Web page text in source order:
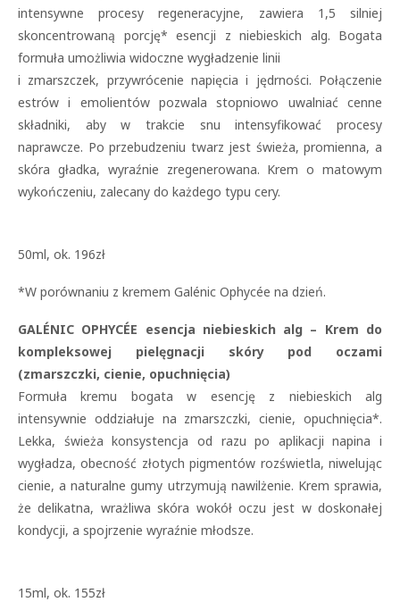
intensywne procesy regeneracyjne, zawiera 1,5 silniej
skoncentrowaną porcję* esencji z niebieskich alg. Bogata
formuła umożliwia widoczne wygładzenie linii
i zmarszczek, przywrócenie napięcia i jędrności. Połączenie
estrów i emolientów pozwala stopniowo uwalniać cenne
składniki, aby w trakcie snu intensyfikować procesy
naprawcze. Po przebudzeniu twarz jest świeża, promienna, a
skóra gładka, wyraźnie zregenerowana. Krem o matowym
wykończeniu, zalecany do każdego typu cery.
50ml, ok. 196zł
*W porównaniu z kremem Galénic Ophycée na dzień.
GALÉNIC OPHYCÉE esencja niebieskich alg – Krem do
kompleksowej pielęgnacji skóry pod oczami
(zmarszczki, cienie, opuchnięcia)
Formuła kremu bogata w esencję z niebieskich alg
intensywnie oddziałuje na zmarszczki, cienie, opuchnięcia*.
Lekka, świeża konsystencja od razu po aplikacji napina i
wygładza, obecność złotych pigmentów rozświetla, niwelując
cienie, a naturalne gumy utrzymują nawilżenie. Krem sprawia,
że delikatna, wrażliwa skóra wokół oczu jest w doskonałej
kondycji, a spojrzenie wyraźnie młodsze.
15ml, ok. 155zł